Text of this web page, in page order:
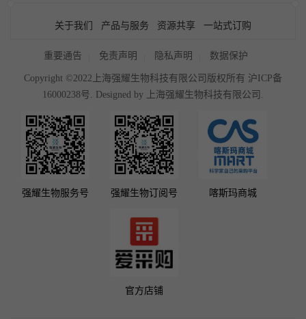
关于我们 产品与服务 资源共享 一站式订购
重要通告 免责声明 隐私声明 数据保护
Copyright ©2022上海强耀生物科技有限公司版权所有 沪ICP备
16000238号 . Designed by 上海强耀生物科技有限公司.
强耀生物服务号 强耀生物订阅号 喀斯玛商城
官方店铺